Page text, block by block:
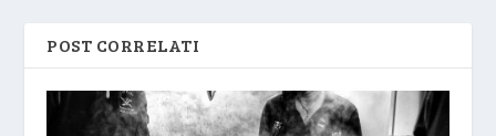
POST CORRELATI